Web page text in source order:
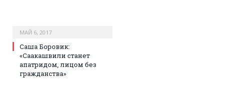
МАЙ 6, 2017
Саша Боровик:
«Саакашвили станет
апатридом, лицом без
гражданства»